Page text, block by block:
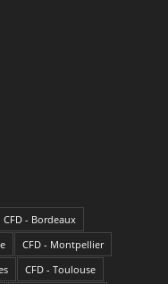
CFD - Bordeaux
CFD - Montpellier
CFD - Toulouse